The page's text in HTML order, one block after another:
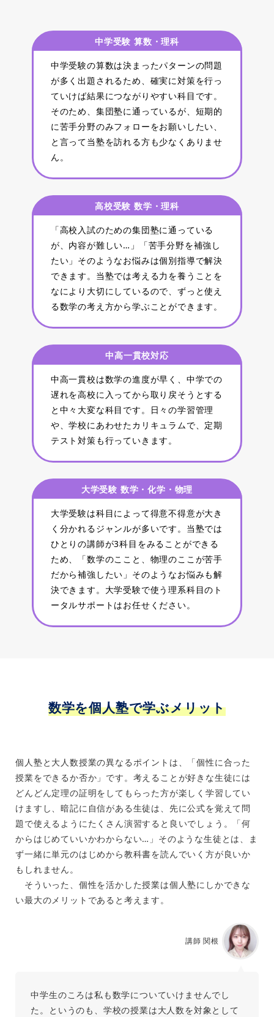
中学受験 算数・理科
中学受験の算数は決まったパターンの問題
が多く出題されるため、確実に対策を行っ
ていけば結果につながりやすい科目です。
そのため、集団塾に通っているが、短期的
に苦手分野のみフォローをお願いしたい、
と言って当塾を訪れる方も少なくありませ
ん。
高校受験 数学・理科
「高校入試のための集団塾に通っている
が、内容が難しい…」「苦手分野を補強し
たい」そのようなお悩みは個別指導で解決
できます。当塾では考える力を養うことを
なにより大切にしているので、ずっと使え
る数学の考え方から学ぶことができます。
中高一貫校対応
中高一貫校は数学の進度が早く、中学での
遅れを高校に入ってから取り戻そうとする
と中々大変な科目です。日々の学習管理
や、学校にあわせたカリキュラムで、定期
テスト対策も行っていきます。
大学受験 数学・化学・物理
大学受験は科目によって得意不得意が大き
く分かれるジャンルが多いです。当塾では
ひとりの講師が3科目をみることができる
ため、「数学のここと、物理のここが苦手
だから補強したい」そのようなお悩みも解
決できます。大学受験で使う理系科目のト
ータルサポートはお任せください。
数学を個人塾で学ぶメリット
個人塾と大人数授業の異なるポイントは、「個性に合った
授業をできるか否か」です。考えることが好きな生徒には
どんどん定理の証明をしてもらった方が楽しく学習してい
けますし、暗記に自信がある生徒は、先に公式を覚えて問
題で使えるようにたくさん演習すると良いでしょう。「何
からはじめていいかわからない…」そのような生徒とは、ま
ず一緒に単元のはじめから教科書を読んでいく方が良いか
もしれません。
そういった、個性を活かした授業は個人塾にしかできな
い最大のメリットであると考えます。
講師 関根
中学生のころは私も数学についていけませんでし
た。というのも、学校の授業は大人数を対象として